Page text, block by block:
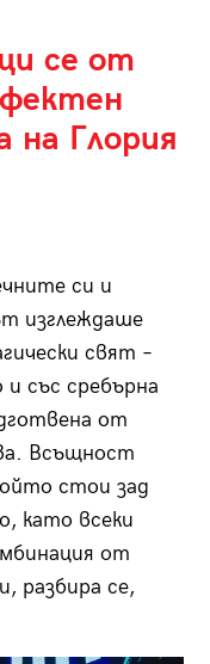
се от
на Глория
си и
изглеждаше
свят –
със сребърна
от
Всъщност
стои зад
като всеки
от
разбира се,